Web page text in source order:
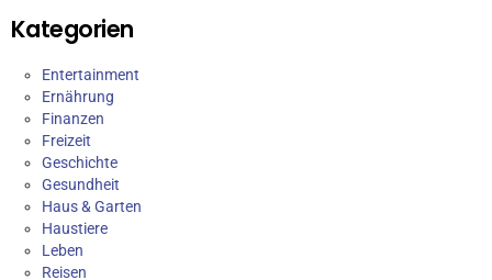
Kategorien
Entertainment
Ernährung
Finanzen
Freizeit
Geschichte
Gesundheit
Haus & Garten
Haustiere
Leben
Reisen